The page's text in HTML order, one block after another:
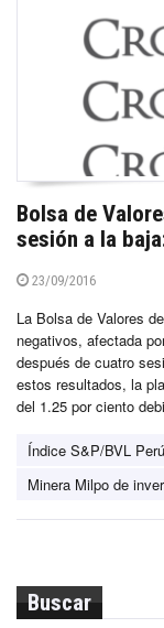
Bolsa de
sesión a la
23/09/2016
La Bolsa de Valores
negativos, afectada
después de cuatro
estos resultados, la
del 1.25 por ciento
Índice S&P/BVL
Minera Milpo de
Buscar